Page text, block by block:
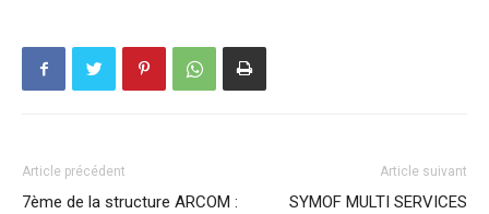
Article précédent
7ème de la structure ARCOM :
Article suivant
SYMOF MULTI SERVICES